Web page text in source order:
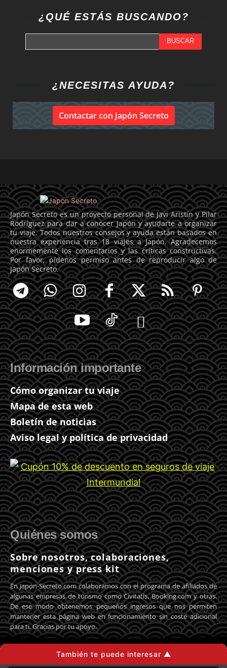
¿QUÉ ESTÁS BUSCANDO?
BUSCAR
¿NECESITAS AYUDA?
Contactar con Japón Secreto
Japón Secreto es un proyecto personal de Javi Aristín y Pilar
Rodríguez para dar a conocer Japón y ayudarte a organizar
tu viaje. Todos nuestros consejos y ayuda están basados en
nuestra experiencia tras 18 viajes a Japón. Agradecemos
enormemente los comentarios y las críticas constructivas.
Por favor, pídenos permiso antes de reproducir algo de
Japón Secreto.
Información importante
Cómo organizar tu viaje
Mapa de esta web
Boletín de noticias
Aviso legal y política de privacidad
Quiénes somos
Sobre nosotros, colaboraciones,
menciones y press kit
En Japon-Secreto.com colaboramos con el programa de afiliados de
algunas empresas de turismo como Civitatis, Booking.com y otras.
De ese modo obtenemos pequeños ingresos que nos permiten
mantener esta página web en funcionamiento sin coste adicional
para ti. Gracias por tu apoyo.
© 2008-2026 Japón Secreto - Todos los derechos reservados
También te puede interesar ▲